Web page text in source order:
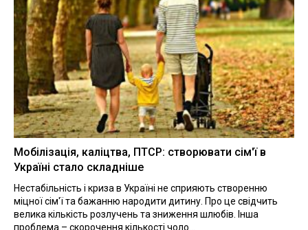
Мобілізація, каліцтва, ПТСР: створювати сім'ї в
Україні стало складніше
Нестабільність і криза в Україні не сприяють створенню
міцної сім'ї та бажанню народити дитину. Про це свідчить
велика кількість розлучень та зниження шлюбів. Інша
проблема – скорочення кількості чоло...